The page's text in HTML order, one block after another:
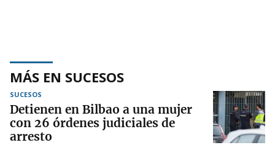
MÁS EN SUCESOS
SUCESOS
Detienen en Bilbao a una mujer
con 26 órdenes judiciales de
arresto